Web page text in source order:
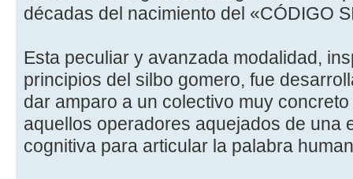
décadas del nacimiento del «CÓDIGO
Esta peculiar y avanzada modalidad,
principios del silbo gomero, fue
dar amparo a un colectivo muy
aquellos operadores aquejados de una
cognitiva para articular la palabra